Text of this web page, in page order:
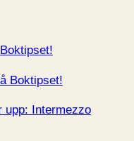
Boktipset!
upp: Intermezzo